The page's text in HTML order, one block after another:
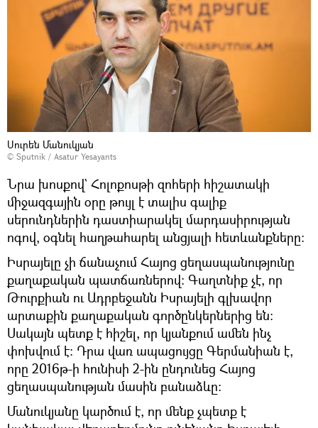
Սուրեն Մանուկյան
© Sputnik / Asatur Yesayants
Նրա խոսքով` Հոլոքոսթի զոհերի հիշատակի
միջազգային օրը թույլ է տալիս գալիք
սերունդներին դաստիարակել մարդասիրության
ոգով, օգնել հաղթահարել անցյալի հետևանքները։
Իսրայելը չի ճանաչում Հայոց ցեղասպանությունը
քաղաքական պատճառներով։ Գաղտնիք չէ, որ
Թուրքիան ու Ադրբեջանն Իսրայելի գլխավոր
արտաքին քաղաքական գործընկերներից են։
Սակայն պետք է հիշել, որ կյանքում ամեն ինչ
փոխվում է։ Դրա վառ ապացույցը Գերմանիան է,
որը 2016թ-ի հունիսի 2-ին ընդունեց Հայոց
ցեղասպանության մասին բանաձևը։
Մանուկյանը կարծում է, որ մենք չպետք է